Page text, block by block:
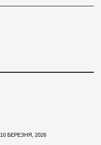
10 БЕРЕЗНЯ, 2026